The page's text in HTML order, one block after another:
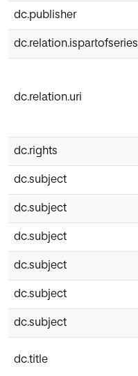
dc.publisher
dc.relation.ispartofseries
dc.relation.uri
dc.rights
dc.subject
dc.subject
dc.subject
dc.subject
dc.subject
dc.subject
dc.title